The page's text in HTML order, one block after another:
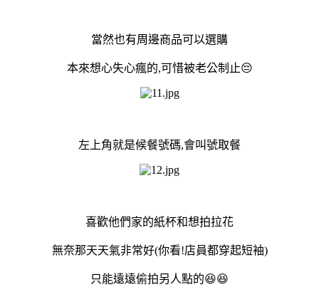
當然也有周邊商品可以選購
本來想心失心瘋的,可惜被老公制止😔
左上角就是候餐號碼,會叫號取餐
喜歡他們家的紙杯和想拍拉花
無奈那天天氣非常好(你看!店員都穿起短袖)
只能遠遠偷拍另人點的😆😆